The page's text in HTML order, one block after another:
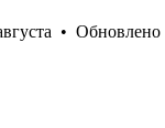
• Обновлено